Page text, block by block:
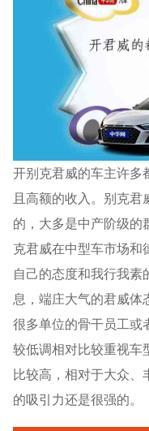
开别克君威的车主许多
且高额的收入。别克君
的，大多是中产阶级的
克君威在中型车市场和
自己的态度和我行我素
息，端庄大气的君威体
很多单位的骨干员工或
较低调相对比较重视车
比较高，相对于大众、
的吸引力还是很强的。